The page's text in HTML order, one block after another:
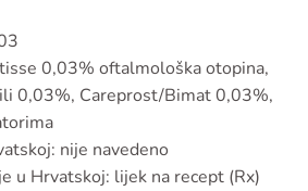
0,03% oftalmološka otopina,
0,03%, Careprost/Bimat 0,03%,
nije navedeno
u Hrvatskoj: lijek na recept (Rx)